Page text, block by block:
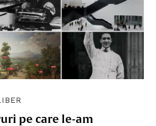
pe care le-am